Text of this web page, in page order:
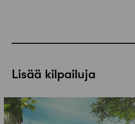
Lisää kilpailuja